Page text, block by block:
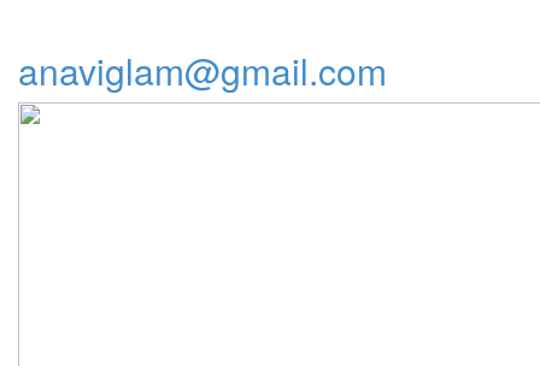
anaviglam@gmail.com